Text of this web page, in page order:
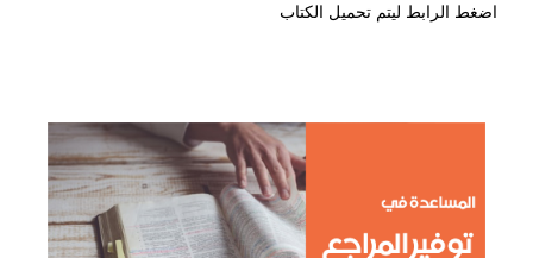
اضغط الرابط ليتم تحميل الكتاب